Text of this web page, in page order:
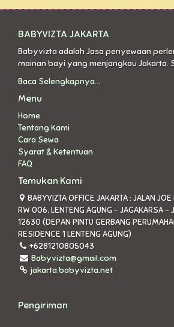
BABYVIZTA JAKARTA
Babyvizta adalah Jasa penyewaan
mainan bayi yang menjangkau Jakarta.
Baca Selengkapnya...
Menu
Home
Tentang Kami
Cara Sewa
Syarat & Ketentuan
FAQ
Temukan Kami
BABYVIZTA OFFICE JAKARTA : JALAN
RW 006, LENTENG AGUNG - JAGAKARSA -
12630 (DEPAN PINTU GERBANG
RESIDENCE 1 LENTENG AGUNG)
+6281210805043
Babyvizta@gmail.com
jakarta.babyvizta.net
Pengiriman